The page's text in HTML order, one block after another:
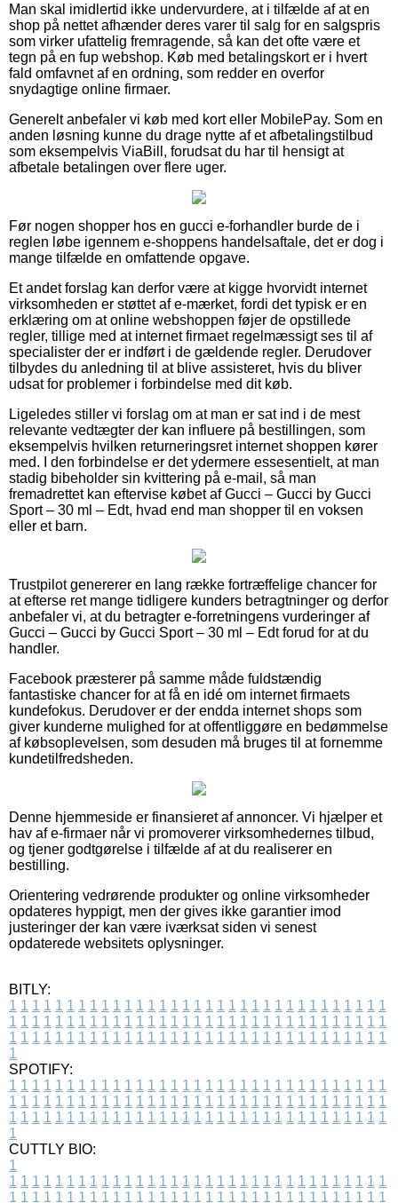
Man skal imidlertid ikke undervurdere, at i tilfælde af at en
shop på nettet afhænder deres varer til salg for en salgspris
som virker ufattelig fremragende, så kan det ofte være et
tegn på en fup webshop. Køb med betalingskort er i hvert
fald omfavnet af en ordning, som redder en overfor
snydagtige online firmaer.
Generelt anbefaler vi køb med kort eller MobilePay. Som en
anden løsning kunne du drage nytte af et afbetalingstilbud
som eksempelvis ViaBill, forudsat du har til hensigt at
afbetale betalingen over flere uger.
Før nogen shopper hos en gucci e-forhandler burde de i
reglen løbe igennem e-shoppens handelsaftale, det er dog i
mange tilfælde en omfattende opgave.
Et andet forslag kan derfor være at kigge hvorvidt internet
virksomheden er støttet af e-mærket, fordi det typisk er en
erklæring om at online webshoppen føjer de opstillede
regler, tillige med at internet firmaet regelmæssigt ses til af
specialister der er indført i de gældende regler. Derudover
tilbydes du anledning til at blive assisteret, hvis du bliver
udsat for problemer i forbindelse med dit køb.
Ligeledes stiller vi forslag om at man er sat ind i de mest
relevante vedtægter der kan influere på bestillingen, som
eksempelvis hvilken returneringsret internet shoppen kører
med. I den forbindelse er det ydermere essesentielt, at man
stadig bibeholder sin kvittering på e-mail, så man
fremadrettet kan eftervise købet af Gucci – Gucci by Gucci
Sport – 30 ml – Edt, hvad end man shopper til en voksen
eller et barn.
Trustpilot genererer en lang række fortræffelige chancer for
at efterse ret mange tidligere kunders betragtninger og derfor
anbefaler vi, at du betragter e-forretningens vurderinger af
Gucci – Gucci by Gucci Sport – 30 ml – Edt forud for at du
handler.
Facebook præsterer på samme måde fuldstændig
fantastiske chancer for at få en idé om internet firmaets
kundefokus. Derudover er der endda internet shops som
giver kunderne mulighed for at offentliggøre en bedømmelse
af købsoplevelsen, som desuden må bruges til at fornemme
kundetilfredsheden.
Denne hjemmeside er finansieret af annoncer. Vi hjælper et
hav af e-firmaer når vi promoverer virksomhedernes tilbud,
og tjener godtgørelse i tilfælde af at du realiserer en
bestilling.
Orientering vedrørende produkter og online virksomheder
opdateres hyppigt, men der gives ikke garantier imod
justeringer der kan være iværksat siden vi senest
opdaterede websitets oplysninger.
BITLY:
1 1 1 1 1 1 1 1 1 1 1 1 1 1 1 1 1 1 1 1 1 1 1 1 1 1 1 1 1 1 1 1 1
1 1 1 1 1 1 1 1 1 1 1 1 1 1 1 1 1 1 1 1 1 1 1 1 1 1 1 1 1 1 1 1 1
1 1 1 1 1 1 1 1 1 1 1 1 1 1 1 1 1 1 1 1 1 1 1 1 1 1 1 1 1 1 1 1 1
1
SPOTIFY:
1 1 1 1 1 1 1 1 1 1 1 1 1 1 1 1 1 1 1 1 1 1 1 1 1 1 1 1 1 1 1 1 1
1 1 1 1 1 1 1 1 1 1 1 1 1 1 1 1 1 1 1 1 1 1 1 1 1 1 1 1 1 1 1 1 1
1 1 1 1 1 1 1 1 1 1 1 1 1 1 1 1 1 1 1 1 1 1 1 1 1 1 1 1 1 1 1 1 1
1
CUTTLY BIO:
1
1 1 1 1 1 1 1 1 1 1 1 1 1 1 1 1 1 1 1 1 1 1 1 1 1 1 1 1 1 1 1 1 1
1 1 1 1 1 1 1 1 1 1 1 1 1 1 1 1 1 1 1 1 1 1 1 1 1 1 1 1 1 1 1 1 1